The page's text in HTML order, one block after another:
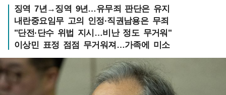
징역 7년→징역 9년…유무죄 판단은 유지
내란중요임무 고의 인정·직권남용은 무죄
"단전·단수 위법 지시…비난 정도 무거워"
이상민 표정 점점 무거워져…가족에 미소